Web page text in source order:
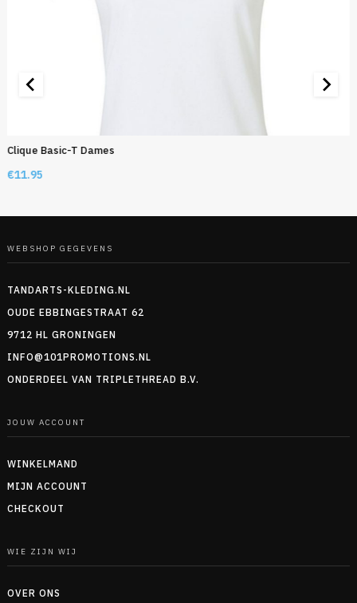
Clique Basic-T Dames
€11.95
WEBSHOP GEGEVENS
TANDARTS-KLEDING.NL
OUDE EBBINGESTRAAT 62
9712 HL GRONINGEN
INFO@101PROMOTIONS.NL
ONDERDEEL VAN TRIPLETHREAD B.V.
JOUW ACCOUNT
WINKELMAND
MIJN ACCOUNT
CHECKOUT
WIE ZIJN WIJ
OVER ONS